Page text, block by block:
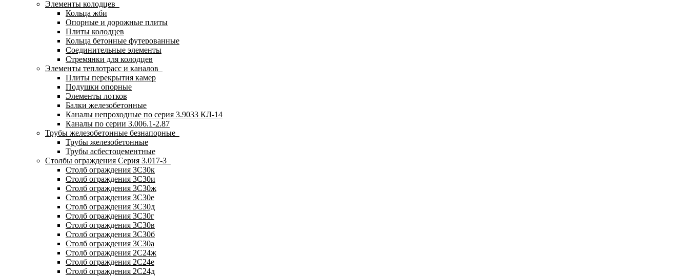
Элементы колодцев
Кольца жби
Опорные и дорожные плиты
Плиты колодцев
Кольца бетонные футерованные
Соединительные элементы
Стремянки для колодцев
Элементы теплотрасс и каналов
Плиты перекрытия камер
Подушки опорные
Элементы лотков
Балки железобетонные
Каналы непроходные по серия 3.9033 КЛ-14
Каналы по серии 3.006.1-2.87
Трубы железобетонные безнапорные
Трубы железобетонные
Трубы асбестоцементные
Столбы ограждения Серия 3.017-3
Столб ограждения 3С30к
Столб ограждения 3С30и
Столб ограждения 3С30ж
Столб ограждения 3С30е
Столб ограждения 3С30д
Столб ограждения 3С30г
Столб ограждения 3С30в
Столб ограждения 3С30б
Столб ограждения 3С30а
Столб ограждения 2С24ж
Столб ограждения 2С24е
Столб ограждения 2С24д